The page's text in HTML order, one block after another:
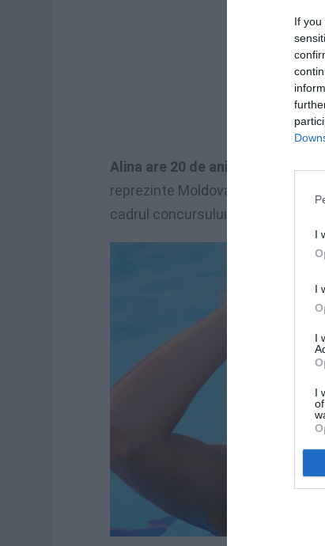
If
I
I
I
I
Alina are 20 de ani şi este
reprezinte Moldova la Miss
cadrul concursului